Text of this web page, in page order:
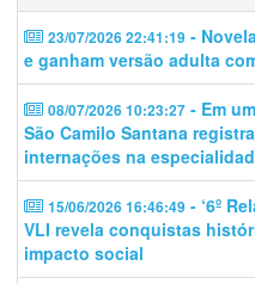
23/07/2026 22:41:19 -
e ganham versão adulta
08/07/2026 10:23:27 - Em
São Camilo Santana
internações na
15/06/2026 16:46:49 - ‘6º
VLI revela conquistas
impacto social